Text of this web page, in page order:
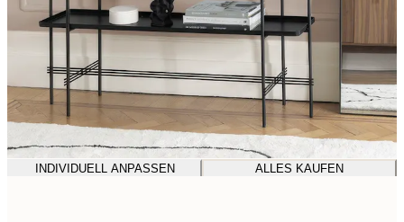
INDIVIDUELL ANPASSEN ALLES KAUFEN